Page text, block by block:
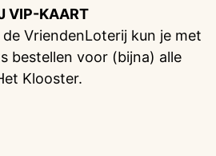
VIP-KAART
VriendenLoterij kun je met
bestellen voor (bijna) alle
Klooster.